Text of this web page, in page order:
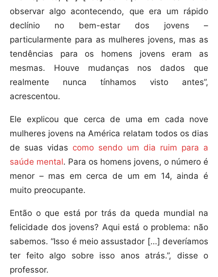
observar algo acontecendo, que era um rápido
declínio no bem-estar dos jovens –
particularmente para as mulheres jovens, mas as
tendências para os homens jovens eram as
mesmas. Houve mudanças nos dados que
realmente nunca tínhamos visto antes”,
acrescentou.
Ele explicou que cerca de uma em cada nove
mulheres jovens na América relatam todos os dias
de suas vidas como sendo um dia ruim para a
saúde mental. Para os homens jovens, o número é
menor – mas em cerca de um em 14, ainda é
muito preocupante.
Então o que está por trás da queda mundial na
felicidade dos jovens? Aqui está o problema: não
sabemos. “Isso é meio assustador […] deveríamos
ter feito algo sobre isso anos atrás.”, disse o
professor.